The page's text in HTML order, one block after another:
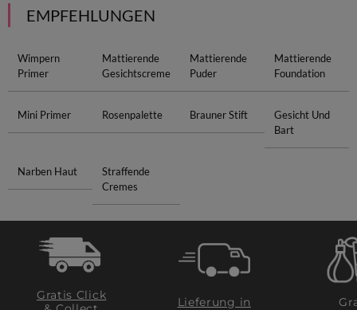
EMPFEHLUNGEN
Wimpern
Primer
Mattierende
Gesichtscreme
Mattierende
Puder
Mattierende
Foundation
Mini Primer Rosenpalette Brauner Stift
Gesicht Und
Bart
Narben Haut
Straffende
Cremes
Gratis Click
Lieferung in